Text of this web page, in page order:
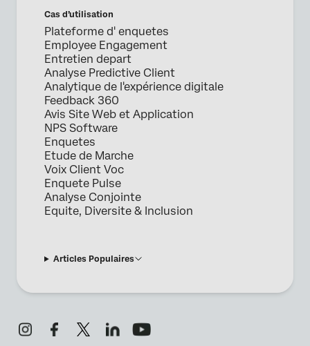
Cas d’utilisation
Plateforme d' enquetes
Employee Engagement
Entretien depart
Analyse Predictive Client
Analytique de l'expérience digitale
Feedback 360
Avis Site Web et Application
NPS Software
Enquetes
Etude de Marche
Voix Client Voc
Enquete Pulse
Analyse Conjointe
Equite, Diversite & Inclusion
Articles Populaires